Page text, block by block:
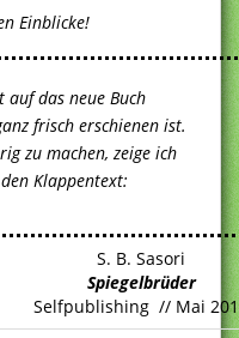
Einblicke!
auf das neue Buch
frisch erschienen ist.
zu machen, zeige ich
Klappentext:
S. B. Sasori
Spiegelbrüder
Selfpublishing // Mai